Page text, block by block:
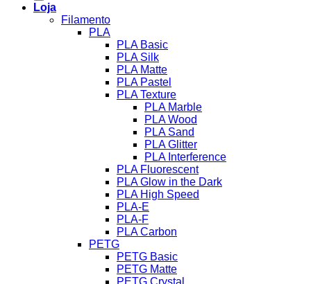
Loja
Filamento
PLA
PLA Basic
PLA Silk
PLA Matte
PLA Pastel
PLA Texture
PLA Marble
PLA Wood
PLA Sand
PLA Glitter
PLA Interference
PLA Fluorescent
PLA Glow in the Dark
PLA High Speed
PLA-E
PLA-F
PLA Carbon
PETG
PETG Basic
PETG Matte
PETG Crystal